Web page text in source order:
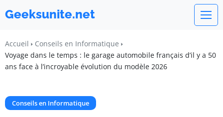
Geeksunite.net
Accueil
Conseils en Informatique
Voyage dans le temps : le garage automobile français d’il y a 50
ans face à l’incroyable évolution du modèle 2026
Conseils en Informatique